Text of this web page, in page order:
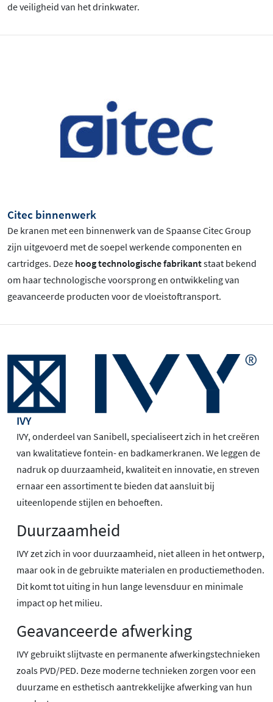
de veiligheid van het drinkwater.
Citec binnenwerk
De kranen met een binnenwerk van de Spaanse Citec Group
zijn uitgevoerd met de soepel werkende componenten en
cartridges. Deze hoog technologische fabrikantstaat bekend
om haar technologische voorsprong en ontwikkeling van
geavanceerde producten voor de vloeistoftransport.
IVY
IVY, onderdeel van Sanibell, specialiseert zich in het creëren
van kwalitatieve fontein- en badkamerkranen. We leggen de
nadruk op duurzaamheid, kwaliteit en innovatie, en streven
ernaar een assortiment te bieden dat aansluit bij
uiteenlopende stijlen en behoeften.
Duurzaamheid
IVY zet zich in voor duurzaamheid, niet alleen in het ontwerp,
maar ook in de gebruikte materialen en productiemethoden.
Dit komt tot uiting in hun lange levensduur en minimale
impact op het milieu.
Geavanceerde afwerking
IVY gebruikt slijtvaste en permanente afwerkingstechnieken
zoals PVD/PED. Deze moderne technieken zorgen voor een
duurzame en esthetisch aantrekkelijke afwerking van hun